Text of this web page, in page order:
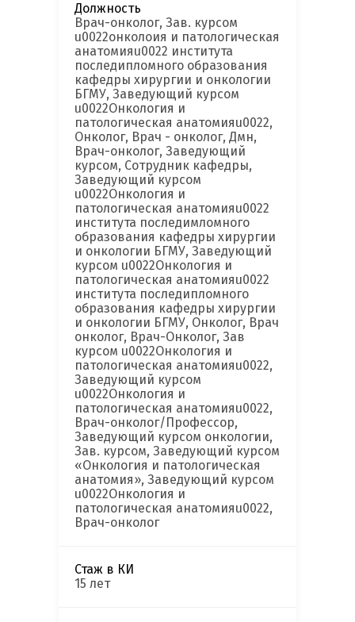
Должность
Врач-онколог, Зав. курсом
u0022онколоия и патологическая
анатомияu0022 института
последипломного образования
кафедры хирургии и онкологии
БГМУ, Заведующий курсом
u0022Онкология и
патологическая анатомияu0022,
Онколог, Врач - онколог, Дмн,
Врач-онколог, Заведующий
курсом, Сотрудник кафедры,
Заведующий курсом
u0022Онкология и
патологическая анатомияu0022
института последимломного
образования кафедры хирургии
и онкологии БГМУ, Заведующий
курсом u0022Онкология и
патологическая анатомияu0022
института последипломного
образования кафедры хирургии
и онкологии БГМУ, Онколог, Врач
онколог, Врач-Онколог, Зав
курсом u0022Онкология и
патологическая анатомияu0022,
Заведующий курсом
u0022Онкология и
патологическая анатомияu0022,
Врач-онколог/Профессор,
Заведующий курсом онкологии,
Зав. курсом, Заведующий курсом
«Онкология и патологическая
анатомия», Заведующий курсом
u0022Онкология и
патологическая анатомияu0022,
Врач-онколог
Стаж в КИ
15 лет